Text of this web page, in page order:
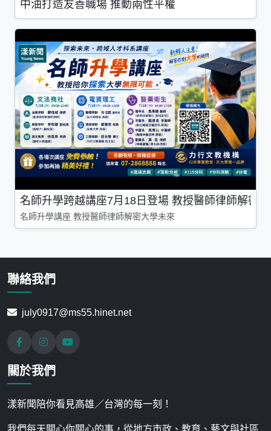
中油打造友善職場 推動兩性平權
名師升學跨越講座7月18日登場 教授醫師律師解密
名師升學講座 教授醫師律師解密大學未來
聯絡我們
july0917@ms55.hinet.net
關於我們
漾新聞陪你看見高雄／台灣的每一刻！
我們每天關心你關心的事，從地方市政、教育、藝文與社區